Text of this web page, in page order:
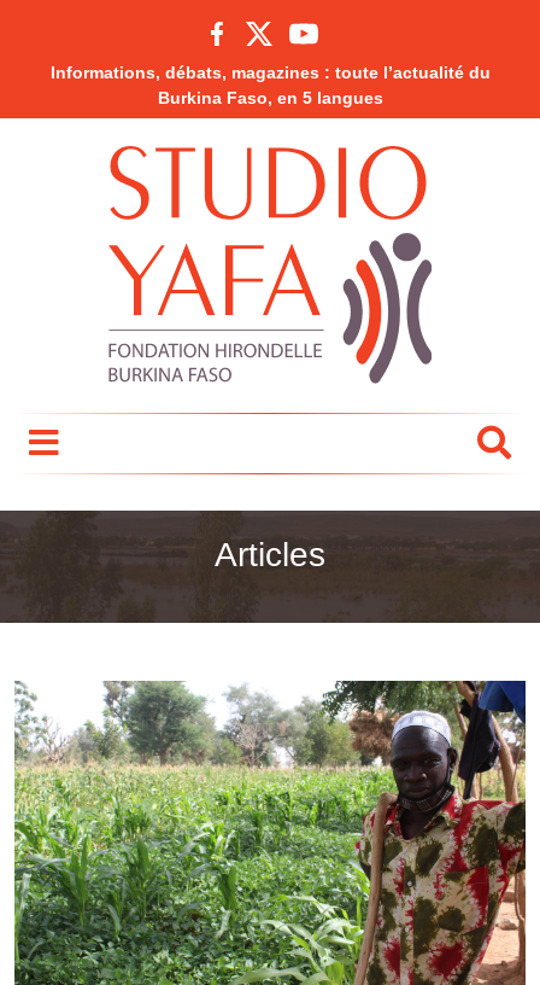
Informations, débats, magazines : toute l’actualité du
Burkina Faso, en 5 langues
Articles